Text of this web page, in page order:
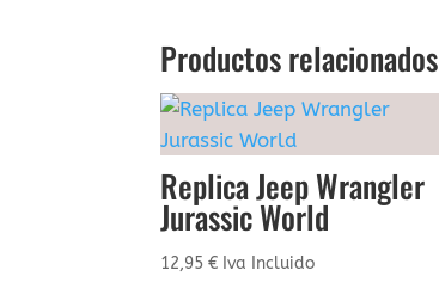
Productos relacionados
Replica Jeep Wrangler
Jurassic World
12,95€ Iva Incluido